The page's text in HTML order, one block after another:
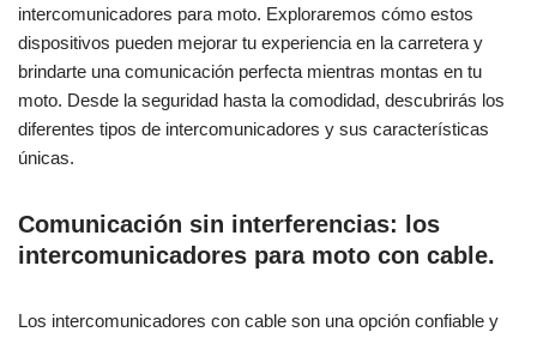
intercomunicadores para moto. Exploraremos cómo estos
dispositivos pueden mejorar tu experiencia en la carretera y
brindarte una comunicación perfecta mientras montas en tu
moto. Desde la seguridad hasta la comodidad, descubrirás los
diferentes tipos de intercomunicadores y sus características
únicas.
Comunicación sin interferencias: los
intercomunicadores para moto con cable.
Los intercomunicadores con cable son una opción confiable y